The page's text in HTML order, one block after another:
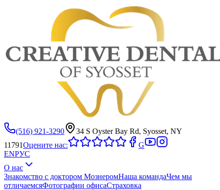
(516) 921-3290
34 S Oyster Bay Rd, Syosset, NY
11791Оцените нас:
G
ENРУС
О нас
Знакомство с доктором МознеромНаша командаЧем мы
отличаемсяФотографии офисаСтраховка